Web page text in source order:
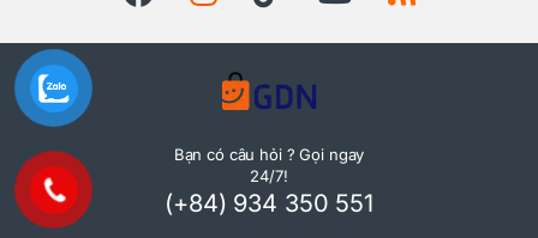
Bạn có câu hỏi ? Gọi ngay
24/7!
(+84) 934 350 551